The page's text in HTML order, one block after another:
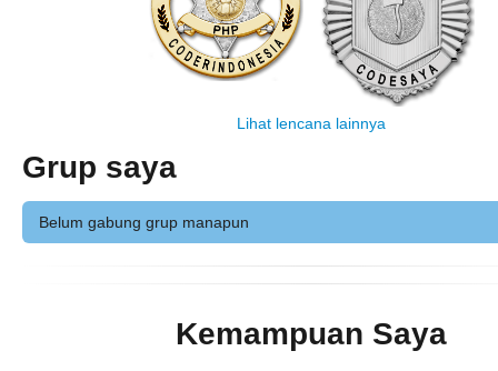
Lihat lencana lainnya
Grup saya
Belum gabung grup manapun
Kemampuan Saya